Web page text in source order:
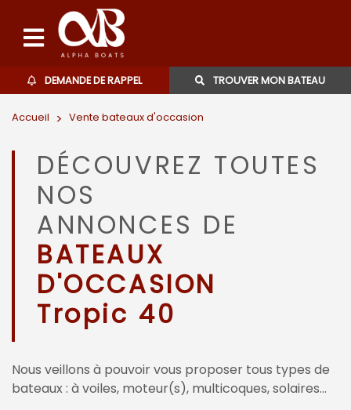
Bateaux d'occasions
L'agence
Contact
06 27 07 57 11
DEMANDE DE RAPPEL TROUVER MON BATEAU
Accueil > Vente bateaux d'occasion
DÉCOUVREZ TOUTES
NOS
ANNONCES DE
BATEAUX
D'OCCASION
Tropic 40
Nous veillons à pouvoir vous proposer tous types de
bateaux : à voiles, moteur(s), multicoques, solaires…